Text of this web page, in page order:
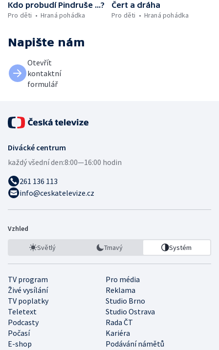
Kdo probudí Pindruše ...?
Pro děti
Hraná pohádka
Čert a dráha
Pro děti
Hraná pohádka
Napište nám
Otevřít
kontaktní
formulář
Divácké centrum
každý všední den:8:00—16:00 hodin
261 136 113
info@ceskatelevize.cz
Vzhled
Světlý Tmavý Systém
TV program
Pro média
Živé vysílání
Reklama
TV poplatky
Studio Brno
Teletext
Studio Ostrava
Podcasty
Rada ČT
Počasí
Kariéra
E-shop
Podávání námětů